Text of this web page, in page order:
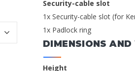
Security-cable slot
1x Security-cable slot (for
1x Padlock ring
DIMENSIONS
Height